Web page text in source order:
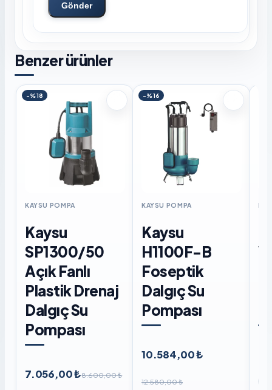
Gönder
Benzer ürünler
-%18
KAYSU POMPA
Kaysu
SP1300/50
Açık Fanlı
Plastik Drenaj
Dalgıç Su
Pompası
7.056,00 ₺8.600,00 ₺
-%16
KAYSU POMPA
Kaysu
H1100F-B
Foseptik
Dalgıç Su
Pompası
10.584,00 ₺
12.580,00 ₺